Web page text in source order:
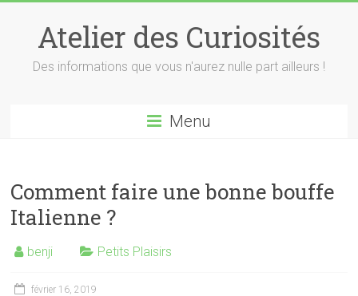
contentAtelier des Curiosités
Des informations que vous n'aurez nulle part ailleurs !
Menu
Comment faire une bonne bouffe
Italienne ?
benji Petits Plaisirs
février 16, 2019